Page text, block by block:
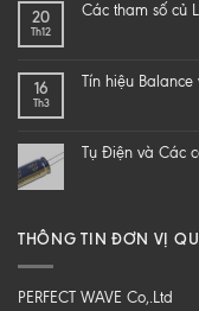
20
Th12
Các tham số củ
16
Th3
Tín hiệu
Tụ Điện và Các
THÔNG TIN ĐƠN VỊ
PERFECT WAVE Co,.Ltd